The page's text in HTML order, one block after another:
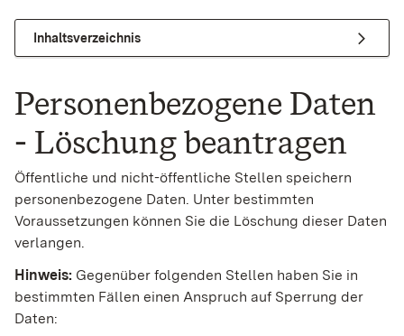
Inhaltsverzeichnis
Personenbezogene Daten
- Löschung beantragen
Öffentliche und nicht-öffentliche Stellen speichern
personenbezogene Daten. Unter bestimmten
Voraussetzungen können Sie die Löschung dieser Daten
verlangen.
Hinweis: Gegenüber folgenden Stellen haben Sie in
bestimmten Fällen einen Anspruch auf Sperrung der
Daten: